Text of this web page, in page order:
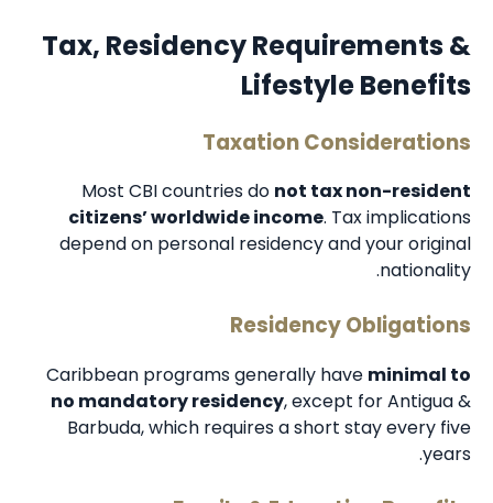
Tax, Residency Requirements &
Lifestyle Benefits
Taxation Considerations
Most CBI countries do not tax non-resident
citizens’ worldwide income. Tax implications
depend on personal residency and your original
nationality.
Residency Obligations
Caribbean programs generally have minimal to
no mandatory residency, except for Antigua &
Barbuda, which requires a short stay every five
years.